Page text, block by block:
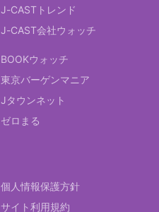
J-CASTトレンド
J-CAST会社ウォッチ
BOOKウォッチ
東京バーゲンマニア
Jタウンネット
ゼロまる
個人情報保護方針
サイト利用規約